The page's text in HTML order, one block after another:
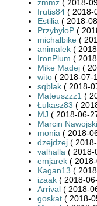
zmmz ( 2018-
frutis84 ( 2018-
Estilia ( 2018-
PrzybyloP (
michalbike (
animalek (
IronPlum (
Mike Madej (
wito ( 2018-07-
sqblak ( 2018-
Mateuszzz1 (
Łukasz83 (
MJ ( 2018-06-
Marcin Nawojski
monia ( 2018-
dzejdzej (
valhalla ( 2018-
emjarek (
Kagan13 (
izaak ( 2018-
Arrival ( 2018-
goskat ( 2018-